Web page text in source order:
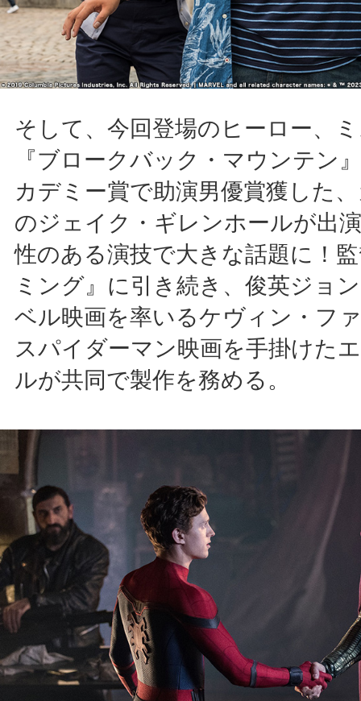
そして、今回登場のヒーロー、
『ブロークバック・マウンテン
カデミー賞で助演男優賞獲した
のジェイク・ギレンホールが出
性のある演技で大きな話題に！
ミング』に引き続き、俊英ジョ
ベル映画を率いるケヴィン・フ
スパイダーマン映画を手掛けた
ルが共同で製作を務める。